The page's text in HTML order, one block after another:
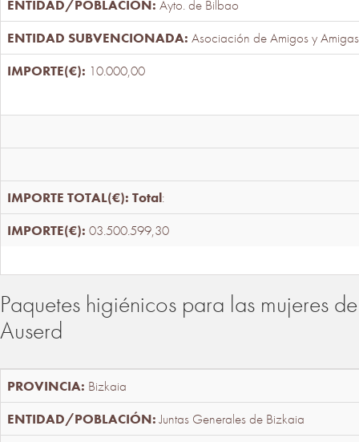
Ayto. de Bilbao
Asociación de Amigos y
10.000,00
Total:
03.500.599,30
Paquetes higiénicos para las mujeres
Auserd
Bizkaia
Juntas Generales de Bizkaia